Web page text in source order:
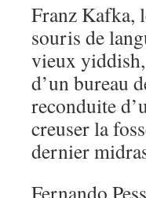
Franz Kafka,
souris de
vieux
d’un bureau
reconduite
creuser la
dernier
Fernando